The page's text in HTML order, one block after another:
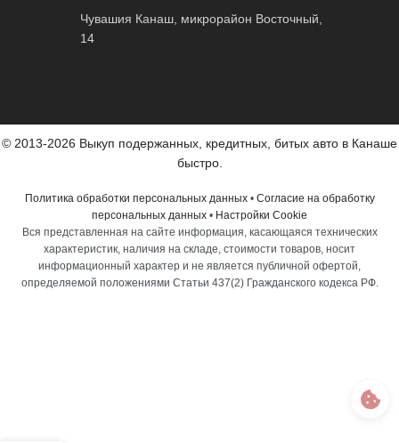
Чувашия Канаш, микрорайон Восточный,
14
© 2013-2026 Выкуп подержанных, кредитных, битых авто в Канаше
быстро.
Политика обработки персональных данных• Согласие на обработку
персональных данных • Настройки Cookie
Вся представленная на сайте информация, касающаяся технических
характеристик, наличия на складе, стоимости товаров, носит
информационный характер и не является публичной офертой,
определяемой положениями Статьи 437(2) Гражданского кодекса РФ.